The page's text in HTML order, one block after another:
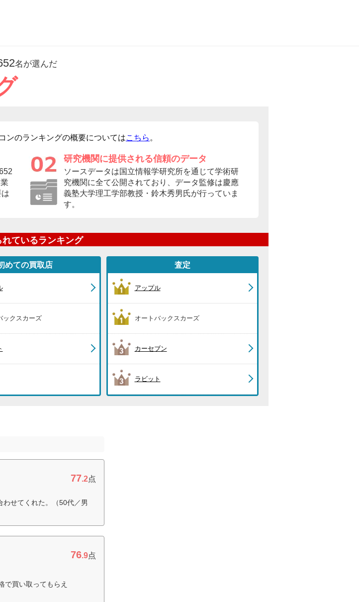
名が選んだ
ンのランキングの概要についてはこちら 。
研究機関に提供される信頼のデータ
ソースデータは国立情報学研究所を通じて学術研
究機関に全て公開されており、データ監修は慶應
義塾大学理工学部教授・鈴木秀男氏が行っていま
す。
れているランキング
めての買取店
ックスカーズ
査定
アップル
オートバックスカーズ
カーセブン
ラビット
77.2点
せてくれた。（50代／男
76.9点
で買い取ってもらえ